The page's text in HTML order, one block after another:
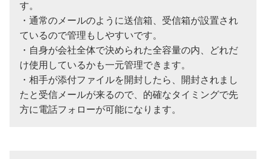
す。
・通常のメールのように送信箱、受信箱が設置され
ているので管理もしやすいです。
・自身が会社全体で決められた全容量の内、どれだ
け使用しているかも一元管理できます。
・相手が添付ファイルを開封したら、開封されまし
たと受信メールが来るので、的確なタイミングで先
方に電話フォローが可能になります。